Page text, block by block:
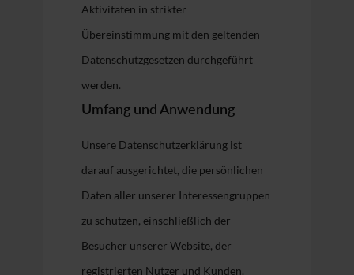
Aktivitäten in strikter
Übereinstimmung mit den geltenden
Datenschutzgesetzen durchgeführt
werden.
Umfang und Anwendung
Unsere Datenschutzerklärung ist
darauf ausgerichtet, die persönlichen
Daten aller unserer Interessengruppen
zu schützen, einschließlich der
Besucher unserer Website, der
registrierten Nutzer und Kunden.